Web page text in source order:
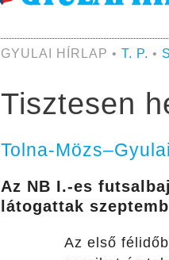
GYULAI HÍRLAP • T. P. •
Tisztesen
Tolna-
Az NB I.-es
látogattak
Az első